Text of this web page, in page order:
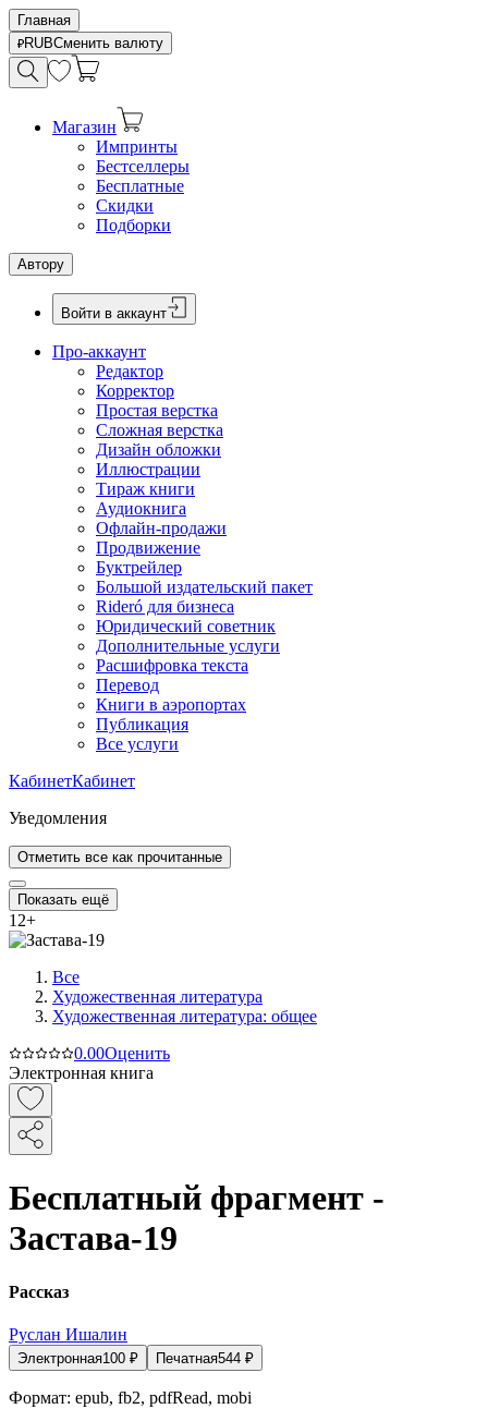
Главная
RUBСменить валюту
Магазин
Импринты
Бестселлеры
Бесплатные
Скидки
Подборки
Автору
Войти в аккаунт
Про-аккаунт
Редактор
Корректор
Простая верстка
Сложная верстка
Дизайн обложки
Иллюстрации
Тираж книги
Аудиокнига
Офлайн-продажи
Продвижение
Буктрейлер
Большой издательский пакет
Rideró для бизнеса
Юридический советник
Дополнительные услуги
Расшифровка текста
Перевод
Книги в аэропортах
Публикация
Все услуги
КабинетКабинет
Уведомления
Отметить все как прочитанные
Показать ещё
12+
Все
Художественная литература
Художественная литература: общее
0.00Оценить
Электронная книга
Бесплатный фрагмент -
Застава-19
Рассказ
Руслан Ишалин
Электронная100 ₽ Печатная544 ₽
Формат: epub, fb2, pdfRead, mobi